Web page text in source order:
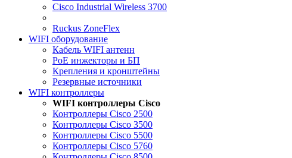
Cisco Industrial Wireless 3700
Ruckus ZoneFlex
WIFI оборудование
Кабель WIFI антенн
PoE инжекторы и БП
Крепления и кронштейны
Резервные источники
WIFI контроллеры
WIFI контроллеры Cisco
Контроллеры Cisco 2500
Контроллеры Cisco 3500
Контроллеры Cisco 5500
Контроллеры Cisco 5760